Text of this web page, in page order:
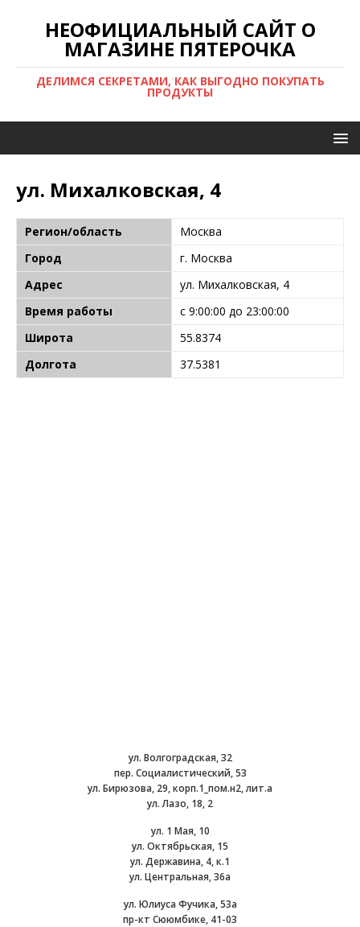
НЕОФИЦИАЛЬНЫЙ САЙТ О
МАГАЗИНЕ ПЯТЕРОЧКА
ДЕЛИМСЯ СЕКРЕТАМИ, КАК ВЫГОДНО ПОКУПАТЬ
ПРОДУКТЫ
ул. Михалковская, 4
Регион/область
Москва
Город
г. Москва
Адрес
ул. Михалковская, 4
Время работы
с 9:00:00 до 23:00:00
Широта
55.8374
Долгота
37.5381
ул. Волгоградская, 32
пер. Социалистический, 53
ул. Бирюзова, 29, корп.1_пом.н2, лит.а
ул. Лазо, 18, 2
ул. 1 Мая, 10
ул. Октябрьская, 15
ул. Державина, 4, к.1
ул. Центральная, 36а
ул. Юлиуса Фучика, 53а
пр-кт Сююмбике, 41-03